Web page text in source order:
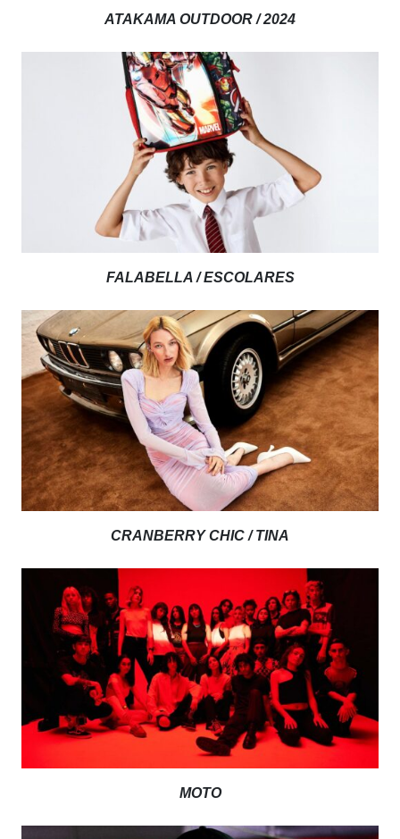
ATAKAMA OUTDOOR / 2024
FALABELLA / ESCOLARES
CRANBERRY CHIC / TINA
MOTO